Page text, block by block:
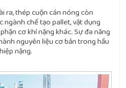
ra, thép cuộn cán nóng còn
chế tạo pallet, vật dụng
cơ khí nặng khác. Sự đa năng
nguyên liệu cơ bản trong hầu
nặng.